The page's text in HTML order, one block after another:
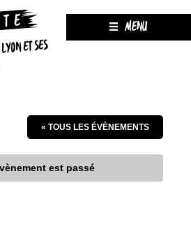
ET SES
MENU
« TOUS LES ÉVÈNEMENTS
est passé